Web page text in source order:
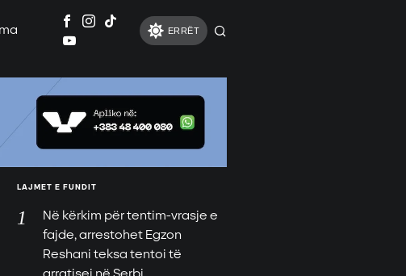
ERRËT
LAJMET E FUNDIT
Në kërkim për tentim-vrasje e
fajde, arrestohet Egzon
Reshani teksa tentoi të